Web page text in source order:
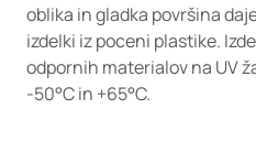
oblika in gladka površina
izdelki iz poceni plastike.
odpornih materialov na UV
-50°C in +65°C.